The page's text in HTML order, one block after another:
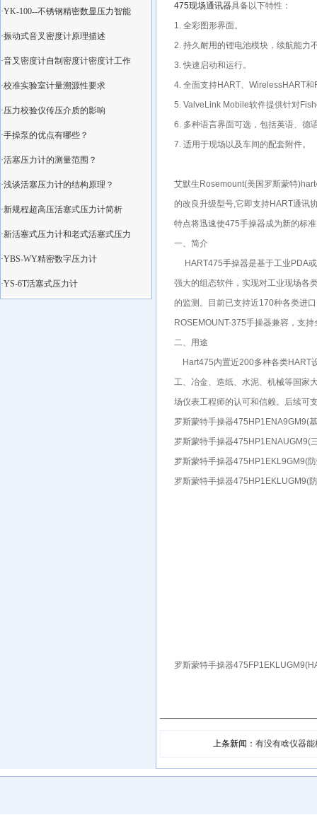
·YK-100--不锈钢精密数显压力智能
·振动式音叉密度计原理描述
·音叉密度计自制密度计密度计工作
·校准实验室计量溯源性要求
·压力校验仪传压介质的影响
·手操泵的优点有哪些？
·活塞压力计的测量范围？
·浅谈活塞压力计的结构原理？
·新规程超高压活塞式压力计简析
·新活塞式压力计和老式活塞式压力
·YBS-WY精密数字压力计
·YS-6T活塞式压力计
475现场通讯器具备以下特性：
1. 全彩图形界面。
2. 持久耐用的锂电池模块，续航能力
3. 快速启动和运行。
4. 全面支持HART、WirelessHART
5. ValveLink Mobile软件提供针对
6. 多种语言界面可选，包括英语、德
7. 适用于现场以及车间的配套附件。
艾默生Rosemount(美国罗斯蒙特
的改良升级型号,它即支持HART通讯
特点将迅速使475手操器成为新的标
一、简介
HART475手操器是基于工业PDA或
强大的组态软件，实现对工业现场各
的监测。目前已支持近170种各类进
ROSEMOUNT-375手操器兼容，支
二、用途
Hart475内置近200多种各类HART
工、冶金、造纸、水泥、机械等国家
场仪表工程师的认可和信赖。后续可
罗斯蒙特手操器475HP1ENA9GM9(
罗斯蒙特手操器475HP1ENAUGM9(
罗斯蒙特手操器475HP1EKL9GM9(
罗斯蒙特手操器475HP1EKLUGM9(
罗斯蒙特手操器
上条新闻： 有没有啥仪器